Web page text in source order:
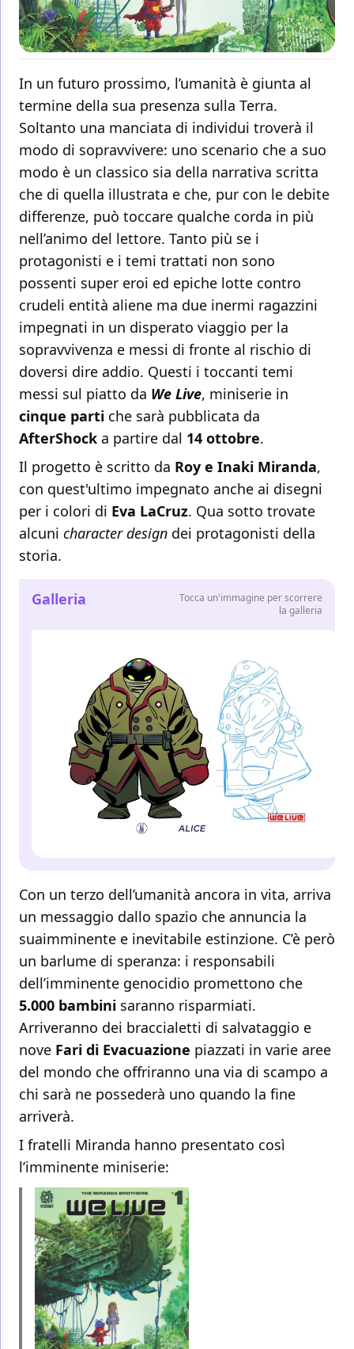
In un futuro prossimo, l’umanità è giunta al
termine della sua presenza sulla Terra.
Soltanto una manciata di individui troverà il
modo di sopravvivere: uno scenario che a suo
modo è un classico sia della narrativa scritta
che di quella illustrata e che, pur con le debite
differenze, può toccare qualche corda in più
nell’animo del lettore. Tanto più se i
protagonisti e i temi trattati non sono
possenti super eroi ed epiche lotte contro
crudeli entità aliene ma due inermi ragazzini
impegnati in un disperato viaggio per la
sopravvivenza e messi di fronte al rischio di
doversi dire addio. Questi i toccanti temi
messi sul piatto da We Live, miniserie in
cinque parti che sarà pubblicata da
AfterShock a partire dal 14 ottobre.
Il progetto è scritto da Roy e Inaki Miranda,
con quest'ultimo impegnato anche ai disegni
per i colori di Eva LaCruz. Qua sotto trovate
alcuni character design dei protagonisti della
storia.
Galleria
Tocca un'immagine per scorrere
la galleria
Con un terzo dell’umanità ancora in vita, arriva
un messaggio dallo spazio che annuncia la
suaimminente e inevitabile estinzione. C’è però
un barlume di speranza: i responsabili
dell’imminente genocidio promettono che
5.000 bambini saranno risparmiati.
Arriveranno dei braccialetti di salvataggio e
nove Fari di Evacuazione piazzati in varie aree
del mondo che offriranno una via di scampo a
chi sarà ne possederà uno quando la fine
arriverà.
I fratelli Miranda hanno presentato così
l’imminente miniserie: